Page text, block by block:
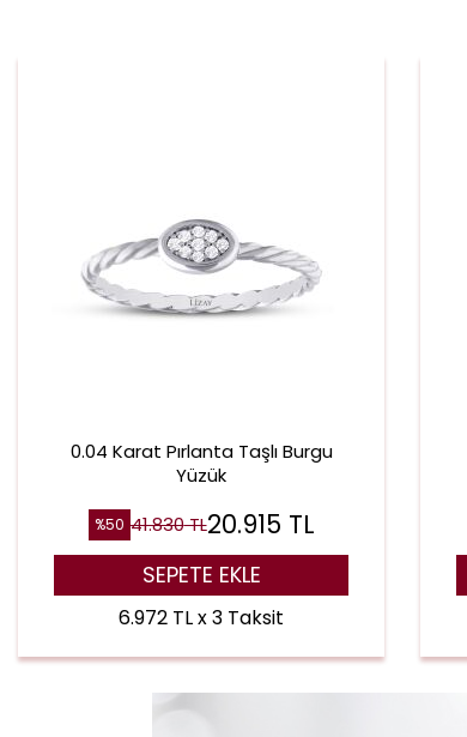
0.04 Karat Pırlanta Taşlı Burgu
Yüzük
%50 41.830TL20.915 TL
SEPETE EKLE
6.972 TL x 3 Taksit